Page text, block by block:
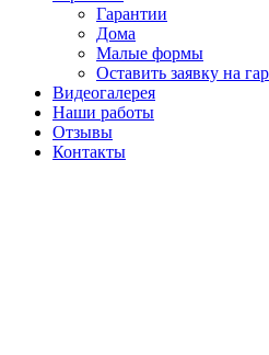
Гарантии
Дома
Малые формы
Оставить заявку на
Видеогалерея
Наши работы
Отзывы
Контакты